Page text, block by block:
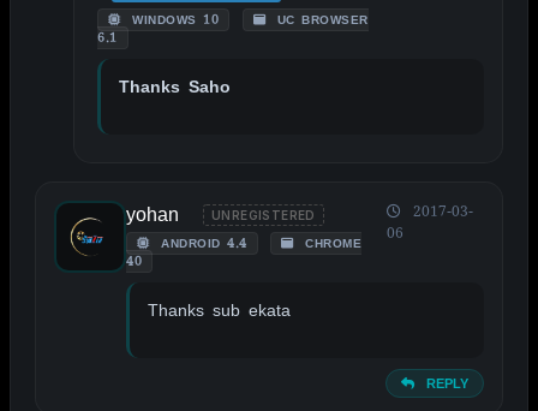
WINDOWS 10
UC BROWSER
6.1
Thanks Saho
yohan UNREGISTERED
ANDROID 4.4
CHROME
40
2017-03-
06
Thanks sub ekata
REPLY